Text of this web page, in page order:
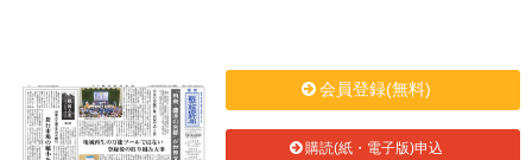
会員登録(無料)
購読(紙・電子版)申込